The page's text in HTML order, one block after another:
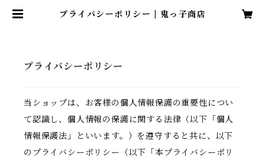
プライバシーポリシー | 鬼っ子商店
プライバシーポリシー
当ショップは、お客様の個人情報保護の重要性につい
て認識し、個人情報の保護に関する法律（以下「個人
情報保護法」といいます。）を遵守すると共に、以下
のプライバシーポリシー（以下「本プライバシーポリ